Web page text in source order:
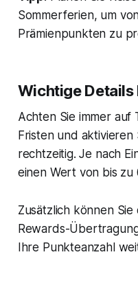
Sommerferien, um
Prämienpunkten zu
Wichtige Details
Achten Sie immer auf
Fristen und
rechtzeitig. Je nach
einen Wert von bis
Zusätzlich können
Rewards-
Ihre Punkteanzahl